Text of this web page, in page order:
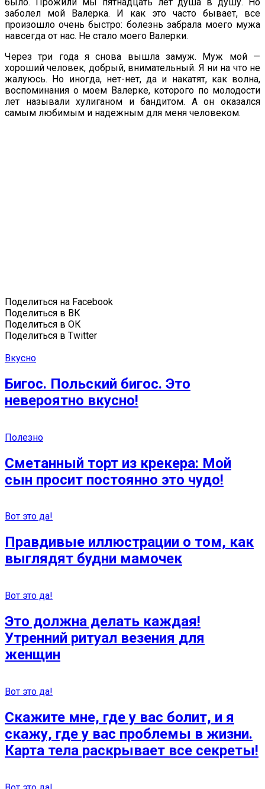
заболел мой Валерка. И как это часто бывает, все
произошло очень быстро: болезнь забрала моего мужа
навсегда от нас. Не стало моего Валерки.
Через три года я снова вышла замуж. Муж мой —
хороший человек, добрый, внимательный. Я ни на что не
жалуюсь. Но иногда, нет-нет, да и накатят, как волна,
воспоминания о моем Валерке, которого по молодости
лет называли хулиганом и бандитом. А он оказался
самым любимым и надежным для меня человеком.
Поделиться на Facebook
Поделиться в ВК
Поделиться в ОК
Поделиться в Twitter
Вкусно
Бигос. Польский бигос. Это
невероятно вкусно!
Полезно
Сметанный торт из крекера: Мой
сын просит постоянно это чудо!
Вот это да!
Правдивые иллюстрации о том, как
выглядят будни мамочек
Вот это да!
Это должна делать каждая!
Утренний ритуал везения для
женщин
Вот это да!
Скажите мне, где у вас болит, и я
скажу, где у вас проблемы в жизни.
Карта тела раскрывает все секреты!